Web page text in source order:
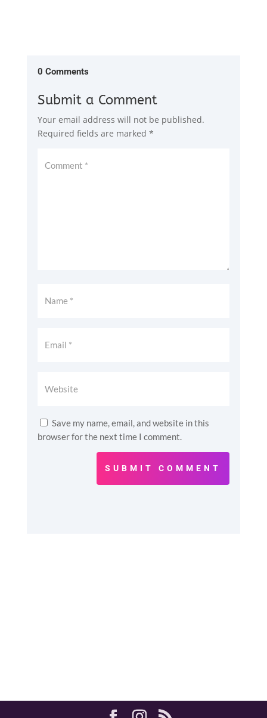
0 Comments
Submit a Comment
Your email address will not be published.
Required fields are marked *
Save my name, email, and website in this
browser for the next time I comment.
SUBMIT COMMENT